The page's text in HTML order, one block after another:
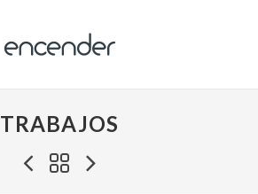
TRABAJOS